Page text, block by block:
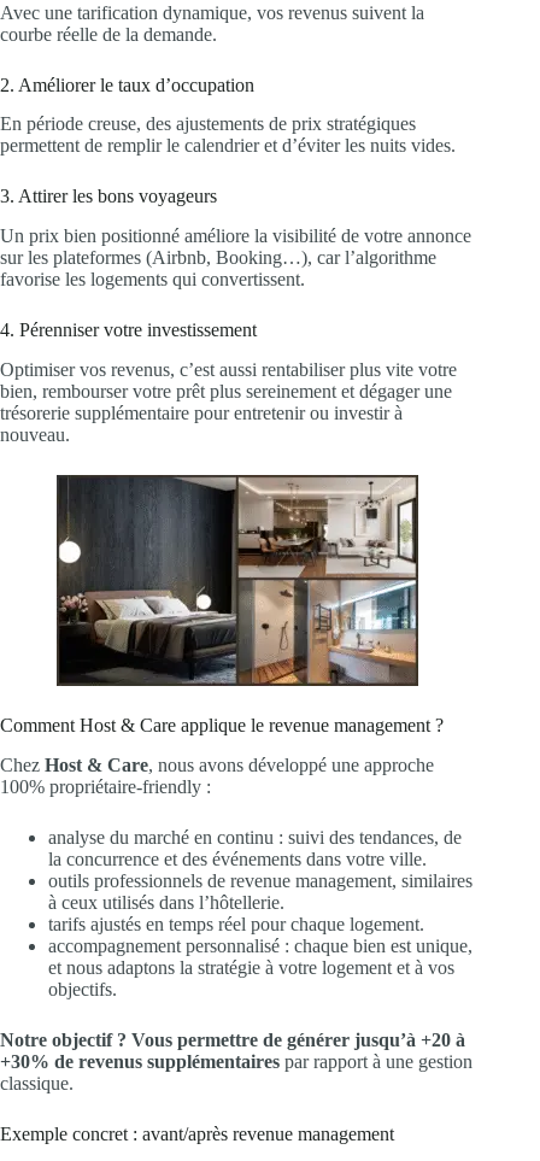
Avec une tarification dynamique, vos revenus suivent la
courbe réelle de la demande.
2. Améliorer le taux d’occupation
En période creuse, des ajustements de prix stratégiques
permettent de remplir le calendrier et d’éviter les nuits vides.
3. Attirer les bons voyageurs
Un prix bien positionné améliore la visibilité de votre annonce
sur les plateformes (Airbnb, Booking…), car l’algorithme
favorise les logements qui convertissent.
4. Pérenniser votre investissement
Optimiser vos revenus, c’est aussi rentabiliser plus vite votre
bien, rembourser votre prêt plus sereinement et dégager une
trésorerie supplémentaire pour entretenir ou investir à
nouveau.
Comment Host & Care applique le revenue management ?
Chez Host & Care, nous avons développé une approche
100% propriétaire-friendly :
analyse du marché en continu : suivi des tendances, de
la concurrence et des événements dans votre ville.
outils professionnels de revenue management, similaires
à ceux utilisés dans l’hôtellerie.
tarifs ajustés en temps réel pour chaque logement.
accompagnement personnalisé : chaque bien est unique,
et nous adaptons la stratégie à votre logement et à vos
objectifs.
Notre objectif ? Vous permettre de générer jusqu’à +20 à
+30% de revenus supplémentaires par rapport à une gestion
classique.
Exemple concret : avant/après revenue management